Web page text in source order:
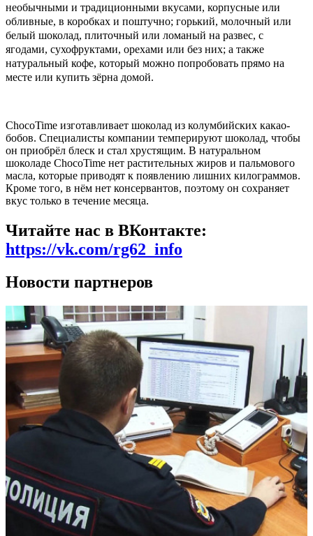
необычными и традиционными вкусами, корпусные или
обливные, в коробках и поштучно; горький, молочный или
белый шоколад, плиточный или ломаный на развес, с
ягодами, сухофруктами, орехами или без них; а также
натуральный кофе, который можно попробовать прямо на
месте или купить зёрна домой.
ChocoTime изготавливает шоколад из колумбийских какао-
бобов. Специалисты компании темперируют шоколад, чтобы
он приобрёл блеск и стал хрустящим. В натуральном
шоколаде ChocoTime нет растительных жиров и пальмового
масла, которые приводят к появлению лишних килограммов.
Кроме того, в нём нет консервантов, поэтому он сохраняет
вкус только в течение месяца.
Читайте нас в ВКонтакте:
https://vk.com/rg62_info
Новости партнеров